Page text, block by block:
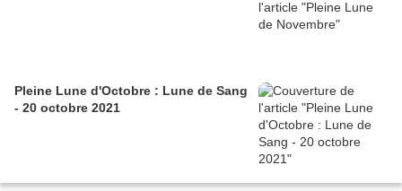
Pleine Lune d'Octobre : Lune de Sang
- 20 octobre 2021